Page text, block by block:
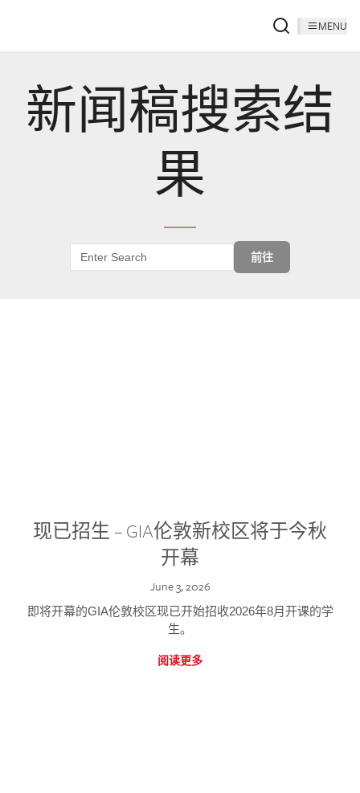
MENU
新闻稿搜索结
果
前往
现已招生 – GIA伦敦新校区将于今秋
开幕
June 3, 2026
即将开幕的GIA伦敦校区现已开始招收2026年8月开课的学
生。
阅读更多